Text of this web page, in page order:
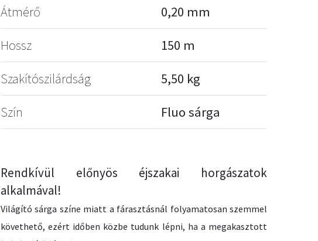
Átmérő 0,20 mm
Hossz 150 m
Szakítószilárdság 5,50 kg
Szín Fluo sárga
Rendkívül előnyös éjszakai horgászatok
alkalmával!
Világító sárga színe miatt a fárasztásnál folyamatosan szemmel
követhető, ezért időben közbe tudunk lépni, ha a megakasztott